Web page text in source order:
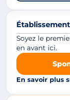
Soyez le
en avant ici.
En savoir plus